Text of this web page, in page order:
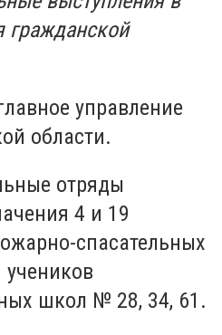
гражданской
управление
области.
отряды
4 и 19
спасательных
учеников
школ № 28, 34, 61.